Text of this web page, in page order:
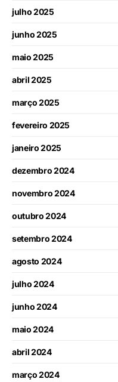
julho 2025
junho 2025
maio 2025
abril 2025
março 2025
fevereiro 2025
janeiro 2025
dezembro 2024
novembro 2024
outubro 2024
setembro 2024
agosto 2024
julho 2024
junho 2024
maio 2024
abril 2024
março 2024